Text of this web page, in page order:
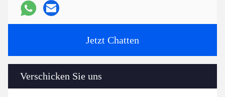
Jetzt Chatten
Verschicken Sie uns